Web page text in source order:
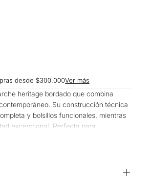
desde $300.000Ver más
heritage bordado que combina
Su construcción técnica
y bolsillos funcionales, mientras
excepcional. Perfecta para
reuniones casuales hasta fines de